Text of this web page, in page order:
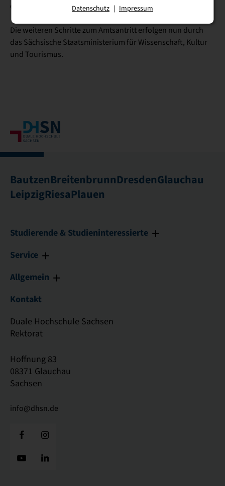
entwickeln.«
Die weiteren Schritte zum Amtsantritt erfolgen nun durch
das Sächsische Staatsministerium für Wissenschaft, Kultur
und Tourismus.
BautzenBreitenbrunnDresdenGlauchau
LeipzigRiesaPlauen
Studierende & Studieninteressierte
Service
Allgemein
Kontakt
Duale Hochschule Sachsen
Rektorat
Hoffnung 83
08371 Glauchau
Sachsen
info@dhsn.de
Datenschutz | Impressum